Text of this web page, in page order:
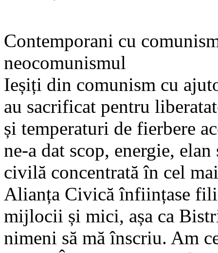
Contemporani cu
neocomunismul
Ieșiți din comunism cu
au sacrificat pentru
și temperaturi de fierbere
ne-a dat scop, energie,
civilă concentrată în cel
Alianța Civică înființase
mijlocii și mici, așa ca
nimeni să mă înscriu. Am